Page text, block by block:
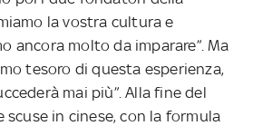
la vostra cultura e
ancora molto da imparare”. Ma
tesoro di questa esperienza,
mai più”. Alla fine del
scuse in cinese, con la formula